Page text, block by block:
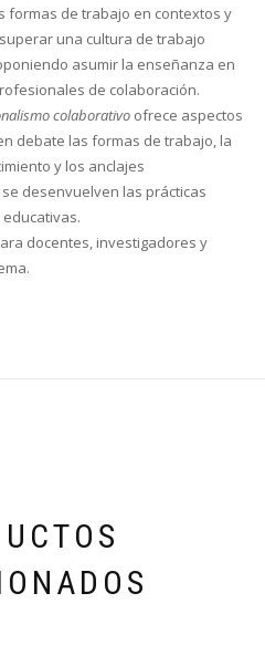
formas de trabajo en contextos y
una cultura de trabajo
asumir la enseñanza en
de colaboración.
colaborativo ofrece aspectos
debate las formas de trabajo, la
y los anclajes
desenvuelven las prácticas
docentes, investigadores y